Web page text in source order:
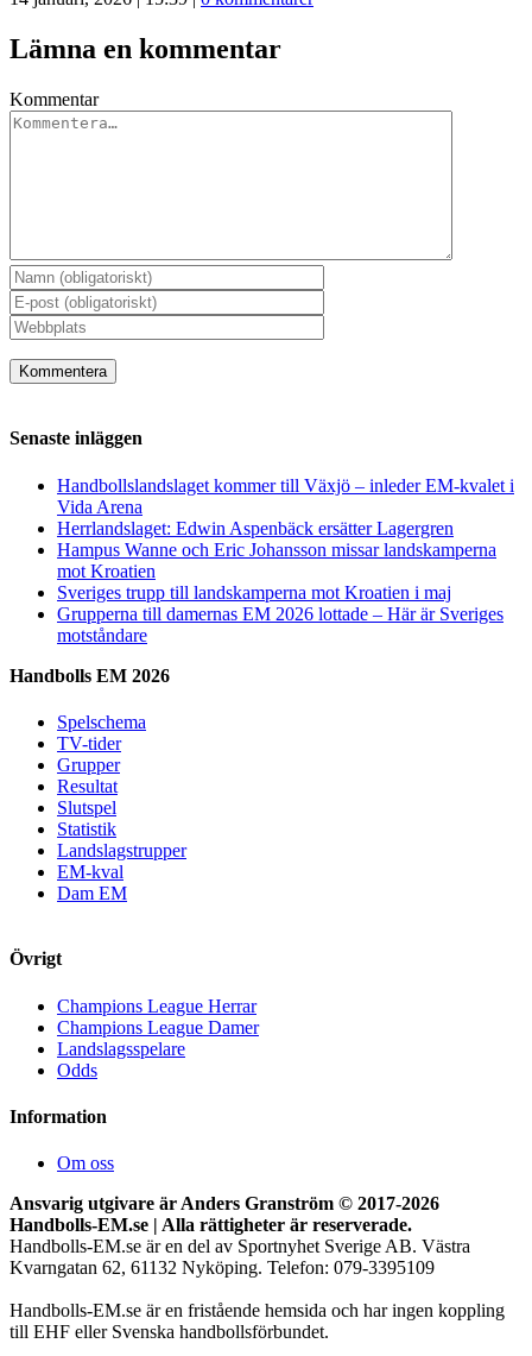
Lämna en kommentar
Kommentar
Senaste inläggen
Handbollslandslaget kommer till Växjö – inleder EM-kvalet i
Vida Arena
Herrlandslaget: Edwin Aspenbäck ersätter Lagergren
Hampus Wanne och Eric Johansson missar landskamperna
mot Kroatien
Sveriges trupp till landskamperna mot Kroatien i maj
Grupperna till damernas EM 2026 lottade – Här är Sveriges
motståndare
Handbolls EM 2026
Spelschema
TV-tider
Grupper
Resultat
Slutspel
Statistik
Landslagstrupper
EM-kval
Dam EM
Övrigt
Champions League Herrar
Champions League Damer
Landslagsspelare
Odds
Information
Om oss
Ansvarig utgivare är Anders Granström © 2017-2026
Handbolls-EM.se | Alla rättigheter är reserverade.
Handbolls-EM.se är en del av Sportnyhet Sverige AB. Västra
Kvarngatan 62, 61132 Nyköping. Telefon: 079-3395109
Handbolls-EM.se är en fristående hemsida och har ingen koppling
till EHF eller Svenska handbollsförbundet.